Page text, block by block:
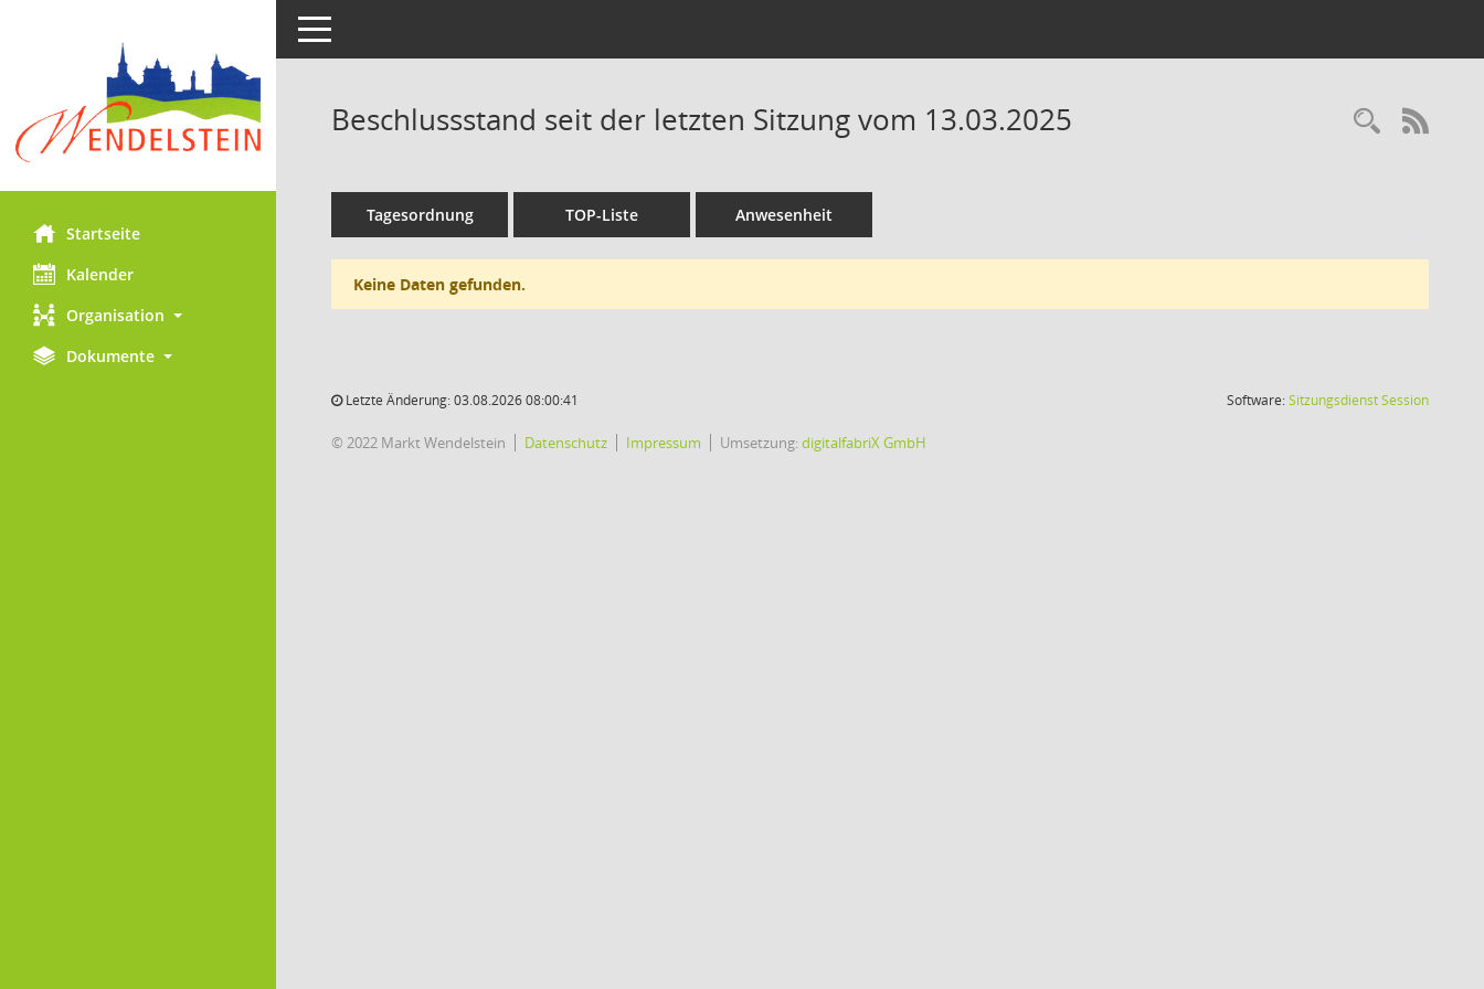
Startseite
Kalender
Organisation
Dokumente
Toggle navigation
Beschlussstand seit der letzten Sitzung vom 13.03.2025
Tagesordnung TOP-Liste Anwesenheit
Keine Daten gefunden.
Letzte Änderung: 03.08.2026 08:00:41 Software:SitzungsdienstSession(Wird in
© 2022 Markt Wendelstein Datenschutz Impressum Umsetzung:digitalfabriX GmbH